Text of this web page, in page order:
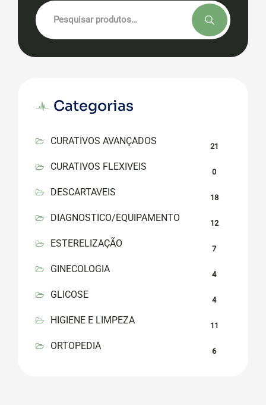
Pesquisar
por:
Categorias
CURATIVOS AVANÇADOS 21
CURATIVOS FLEXIVEIS 0
DESCARTAVEIS 18
DIAGNOSTICO/EQUIPAMENTO 12
ESTERELIZAÇÃO 7
GINECOLOGIA 4
GLICOSE 4
HIGIENE E LIMPEZA 11
ORTOPEDIA 6